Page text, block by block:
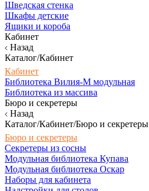
Шведская стенка
Шкафы детские
Ящики и короба
Кабинет
Назад
Каталог/Кабинет
Кабинет
Библиотека Вилия-М модульная
Библиотека из массива
Бюро и секретеры
Назад
Каталог/Кабинет/Бюро и секретеры
Бюро и секретеры
Секретеры из сосны
Модульная библиотека Купава
Модульная библиотека Оскар
Наборы для кабинета